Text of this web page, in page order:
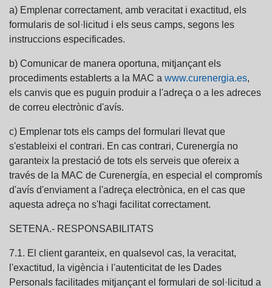
a) Emplenar correctament, amb veracitat i exactitud, els
formularis de sol·licitud i els seus camps, segons les
instruccions especificades.
b) Comunicar de manera oportuna, mitjançant els
procediments establerts a la MAC a www.curenergia.es,
els canvis que es puguin produir a l'adreça o a les adreces
de correu electrònic d'avís.
c) Emplenar tots els camps del formulari llevat que
s'estableixi el contrari. En cas contrari, Curenergía no
garanteix la prestació de tots els serveis que ofereix a
través de la MAC de Curenergía, en especial el compromís
d'avís d'enviament a l'adreça electrònica, en el cas que
aquesta adreça no s'hagi facilitat correctament.
SETENA.- RESPONSABILITATS
7.1. El client garanteix, en qualsevol cas, la veracitat,
l'exactitud, la vigència i l'autenticitat de les Dades
Personals facilitades mitjançant el formulari de sol·licitud a